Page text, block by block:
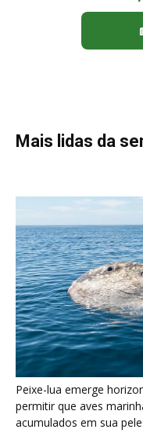
Mais lidas da
Peixe-lua emerge
permitir que aves
acumulados em sua pele